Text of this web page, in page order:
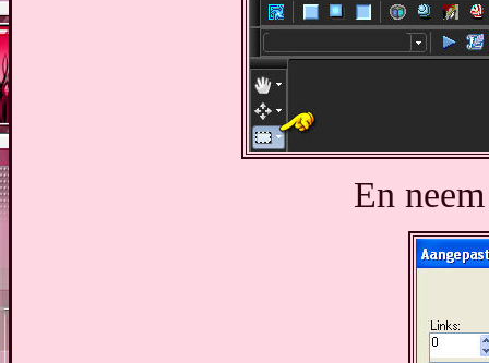
En